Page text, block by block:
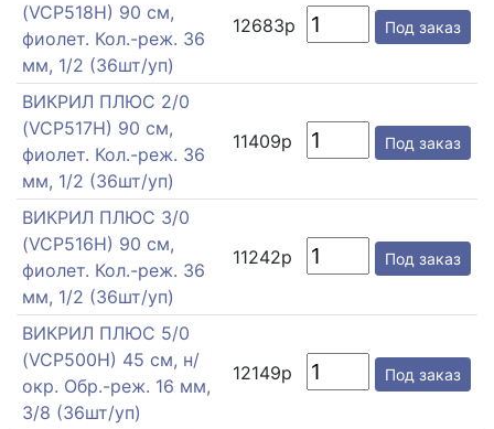
(VCP518H) 90 см,
фиолет. Кол.-реж. 36
мм, 1/2 (36шт/уп)
12683р Под заказ
ВИКРИЛ ПЛЮС 2/0
(VCP517H) 90 см,
фиолет. Кол.-реж. 36
мм, 1/2 (36шт/уп)
11409р Под заказ
ВИКРИЛ ПЛЮС 3/0
(VCP516H) 90 см,
фиолет. Кол.-реж. 36
мм, 1/2 (36шт/уп)
11242р Под заказ
ВИКРИЛ ПЛЮС 5/0
(VCP500H) 45 см, н/
окр. Обр.-реж. 16 мм,
3/8 (36шт/уп)
12149р Под заказ